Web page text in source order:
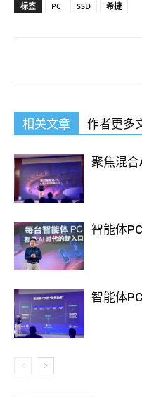
标签 PC SSD 希捷
相关文章 作者更多
聚焦混合
智能体
智能体